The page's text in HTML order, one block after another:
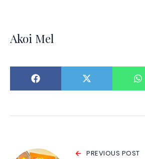
Akoi Mel
PREVIOUS POST